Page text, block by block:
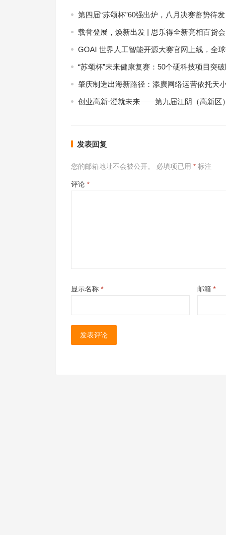
第四届“苏颂杯”60强出炉，八月决赛蓄势待发
载誉登展，焕新出发 | 思乐得全新亮相百货会
GOAI 世界人工智能开源大赛官网上线，全
“苏颂杯”未来健康复赛：50个硬科技项目突
肇庆制造出海新路径：添廣网络运营依托天
创业高新·澄就未来——第九届江阴（高新区
发表回复
您的邮箱地址不会被公开。 必填项已用 * 标注
评论 *
显示名称 * 邮箱 *